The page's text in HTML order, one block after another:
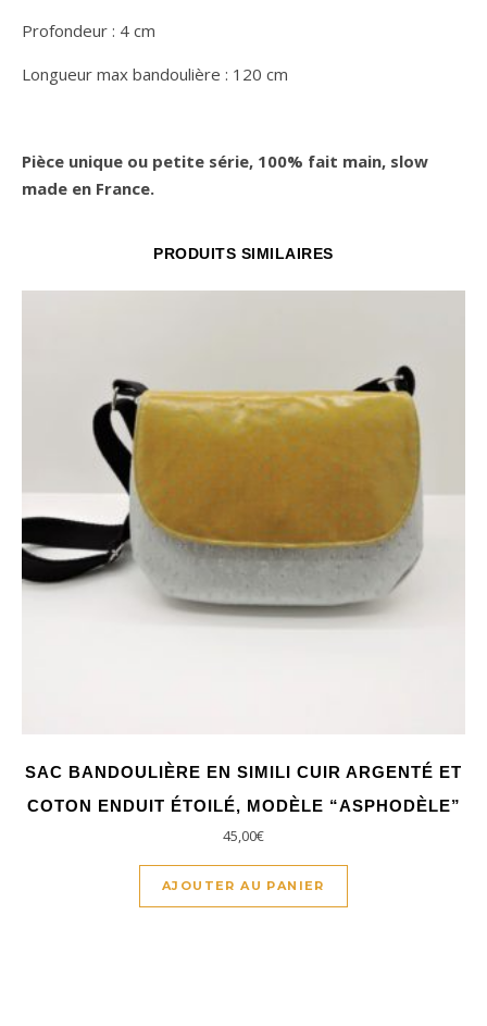
Profondeur : 4 cm
Longueur max bandoulière : 120 cm
Pièce unique ou petite série, 100% fait main, slow
made en France.
PRODUITS SIMILAIRES
SAC BANDOULIÈRE EN SIMILI CUIR ARGENTÉ ET
COTON ENDUIT ÉTOILÉ, MODÈLE “ASPHODÈLE”
45,00€
AJOUTER AU PANIER